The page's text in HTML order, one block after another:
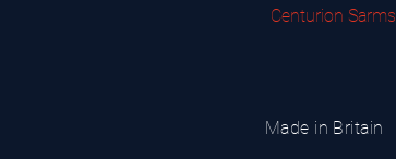
Centurion Sarms
Made in Britain